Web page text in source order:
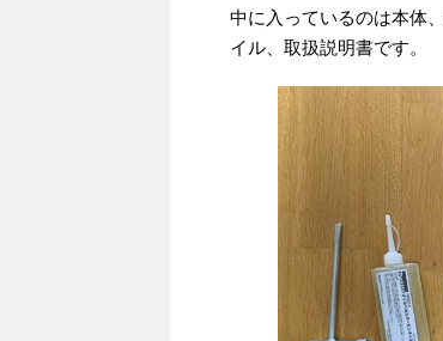
中に入っているのは本体
イル、取扱説明書です。